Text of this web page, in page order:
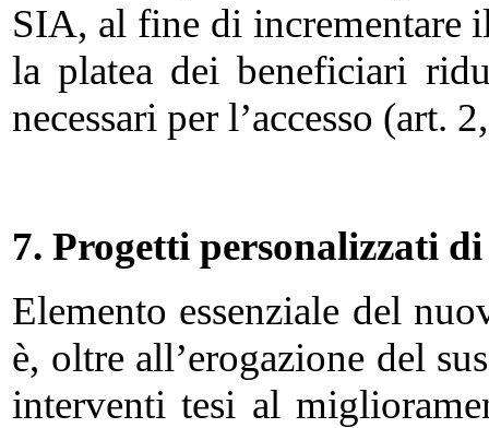
SIA, al fine di incrementare
la platea dei beneficiari
necessari per l’accesso (art.
7. Progetti personalizzati
Elemento essenziale del
è, oltre all’erogazione del
interventi tesi al